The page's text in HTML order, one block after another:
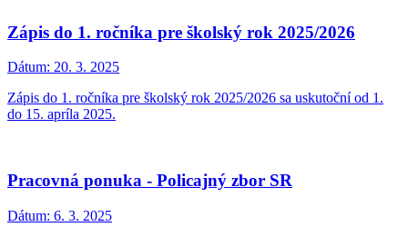
Zápis do 1. ročníka pre školský rok 2025/2026
Dátum: 20. 3. 2025
Zápis do 1. ročníka pre školský rok 2025/2026 sa uskutoční od 1.
do 15. apríla 2025.
Pracovná ponuka - Policajný zbor SR
Dátum: 6. 3. 2025